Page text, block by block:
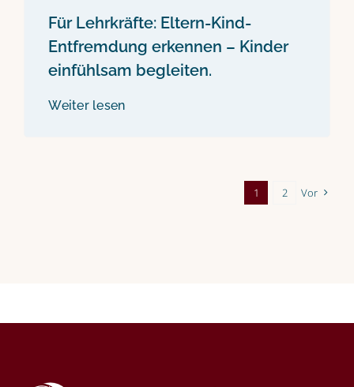
Für Lehrkräfte: Eltern-Kind-
Entfremdung erkennen – Kinder
einfühlsam begleiten.
Weiter lesen
1 2 Vor